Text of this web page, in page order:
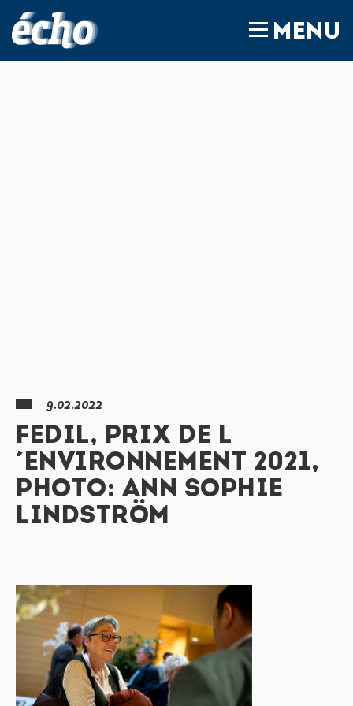
MENU
9.02.2022
FEDIL, PRIX DE L
´ENVIRONNEMENT 2021,
PHOTO: ANN SOPHIE
LINDSTRÖM